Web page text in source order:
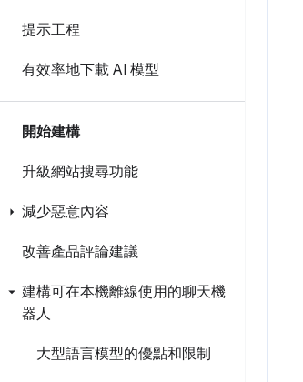
提示工程
有效率地下載 AI 模型
開始建構
升級網站搜尋功能
減少惡意內容
改善產品評論建議
建構可在本機離線使用的聊天機
器人
大型語言模型的優點和限制